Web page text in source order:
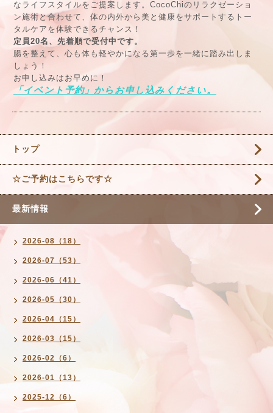
なライフスタイルをご提案します。CocoChiのリラクゼーショ
ン施術と合わせて、体の内外から美と健康をサポートするトー
タルケアを体験できるチャンス！
定員20名、先着順で受付中です。
腸を整えて、心も体も軽やかになる第一歩を一緒に踏み出しま
しょう！
お申し込みはお早めに！
「イベント予約」からお申し込みください。
トップ
☆ご予約はこちらです☆
最新情報
2026-08（18）
2026-07（53）
2026-06（41）
2026-05（30）
2026-04（15）
2026-03（15）
2026-02（6）
2026-01（13）
2025-12（6）